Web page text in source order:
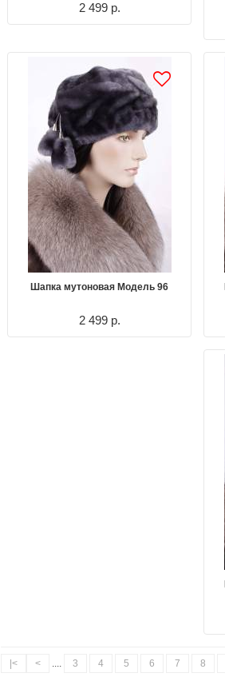
2 499 р.
Шапка мутоновая Модель 96
2 499 р.
|< < .... 3 4 5 6 7 8